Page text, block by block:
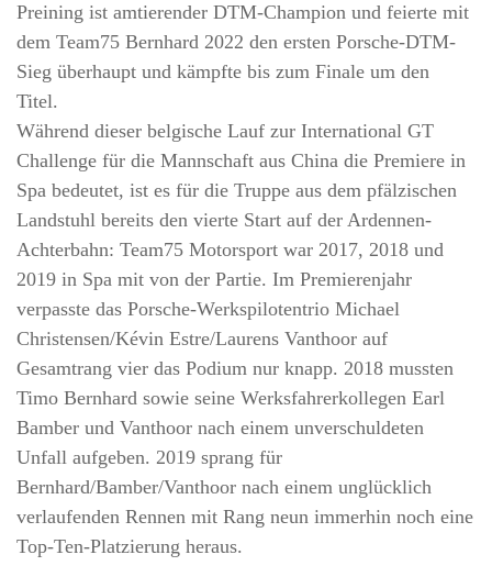
Preining ist amtierender DTM-Champion und feierte mit
dem Team75 Bernhard 2022 den ersten Porsche-DTM-
Sieg überhaupt und kämpfte bis zum Finale um den
Titel.
Während dieser belgische Lauf zur International GT
Challenge für die Mannschaft aus China die Premiere in
Spa bedeutet, ist es für die Truppe aus dem pfälzischen
Landstuhl bereits den vierte Start auf der Ardennen-
Achterbahn: Team75 Motorsport war 2017, 2018 und
2019 in Spa mit von der Partie. Im Premierenjahr
verpasste das Porsche-Werkspilotentrio Michael
Christensen/Kévin Estre/Laurens Vanthoor auf
Gesamtrang vier das Podium nur knapp. 2018 mussten
Timo Bernhard sowie seine Werksfahrerkollegen Earl
Bamber und Vanthoor nach einem unverschuldeten
Unfall aufgeben. 2019 sprang für
Bernhard/Bamber/Vanthoor nach einem unglücklich
verlaufenden Rennen mit Rang neun immerhin noch eine
Top-Ten-Platzierung heraus.